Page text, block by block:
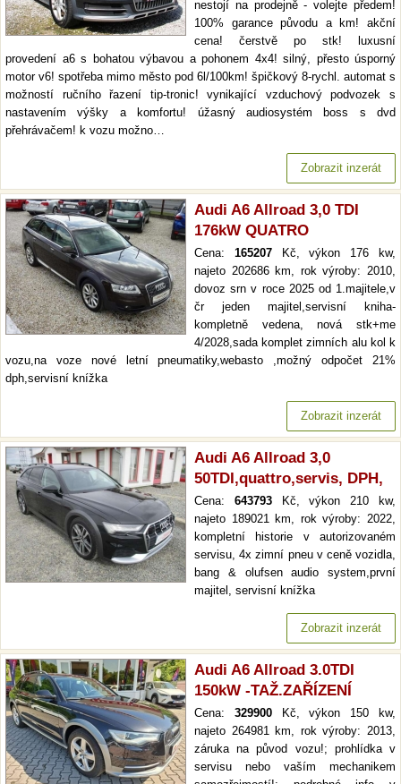
nestojí na prodejně - volejte předem!
100% garance původu a km! akční
cena! čerstvě po stk! luxusní
provedení a6 s bohatou výbavou a pohonem 4x4! silný, přesto úsporný
motor v6! spotřeba mimo město pod 6l/100km! špičkový 8-rychl. automat s
možností ručního řazení tip-tronic! vynikající vzduchový podvozek s
nastavením výšky a komfortu! úžasný audiosystém boss s dvd
přehrávačem! k vozu možno…
Zobrazit inzerát
Audi A6 Allroad 3,0 TDI
176kW QUATRO
Cena: 165207Kč, výkon 176 kw,
najeto 202686 km, rok výroby: 2010,
dovoz srn v roce 2025 od 1.majitele,v
čr jeden majitel,servisní kniha-
kompletně vedena, nová stk+me
4/2028,sada komplet zimních alu kol k
vozu,na voze nové letní pneumatiky,webasto ,možný odpočet 21%
dph,servisní knížka
Zobrazit inzerát
Audi A6 Allroad 3,0
50TDI,quattro,servis, DPH,
Cena: 643793Kč, výkon 210 kw,
najeto 189021 km, rok výroby: 2022,
kompletní historie v autorizovaném
servisu, 4x zimní pneu v ceně vozidla,
bang & olufsen audio system,první
majitel, servisní knížka
Zobrazit inzerát
Audi A6 Allroad 3.0TDI
150kW -TAŽ.ZAŘÍZENÍ
Cena: 329900Kč, výkon 150 kw,
najeto 264981 km, rok výroby: 2013,
záruka na původ vozu!; prohlídka v
servisu nebo vaším mechanikem